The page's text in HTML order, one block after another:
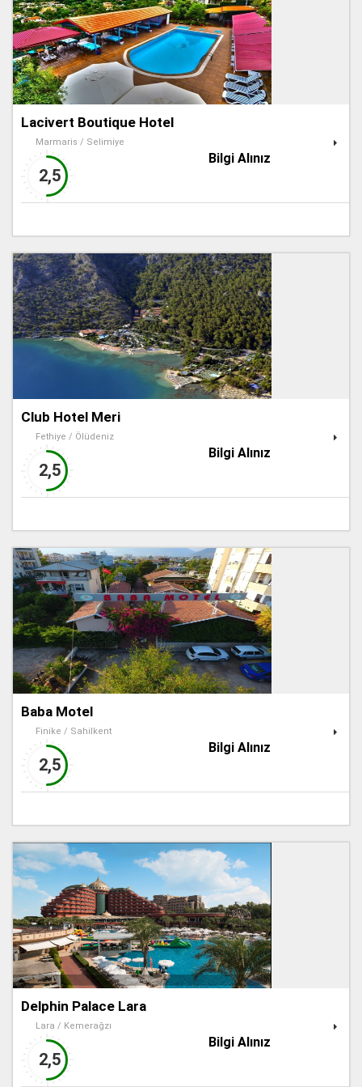
Lacivert Boutique Hotel
Marmaris / Selimiye
2,5
Bilgi Alınız
Club Hotel Meri
Fethiye / Ölüdeniz
2,5
Bilgi Alınız
Baba Motel
Finike / Sahilkent
2,5
Bilgi Alınız
Delphin Palace Lara
Lara / Kemerağzı
2,5
Bilgi Alınız